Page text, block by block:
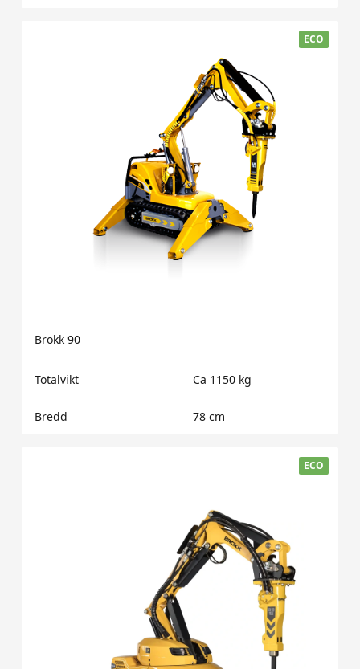
ECO
Brokk 90
Totalvikt Ca 1150 kg
Bredd 78 cm
ECO